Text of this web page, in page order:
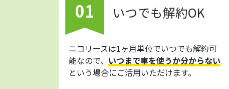
01 いつでも解約OK
ニコリースは1ヶ月単位でいつでも解約可
能なので、 いつまで車を使うか分からない
という場合にご活用いただけます。